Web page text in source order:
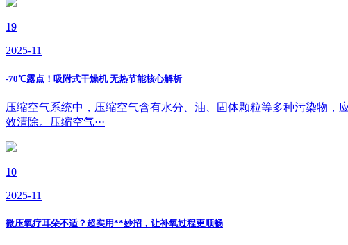
19
2025-11
-70℃露点！吸附式干燥机 无热节能核心解析
压缩空气系统中，压缩空气含有水分、油、固体颗粒等多种污染物
效清除。压缩空气···
10
2025-11
微压氧疗耳朵不适？超实用**妙招，让补氧过程更顺畅